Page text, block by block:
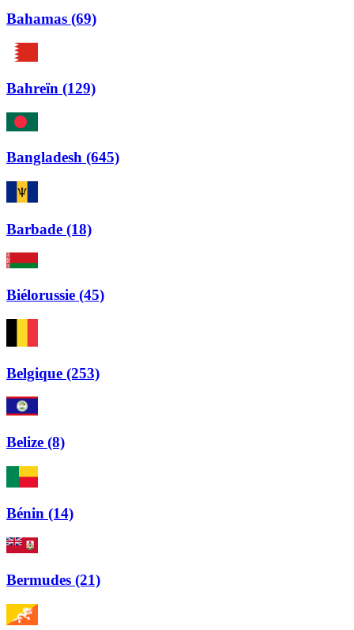
Bahamas (69)
Bahreïn (129)
Bangladesh (645)
Barbade (18)
Biélorussie (45)
Belgique (253)
Belize (8)
Bénin (14)
Bermudes (21)